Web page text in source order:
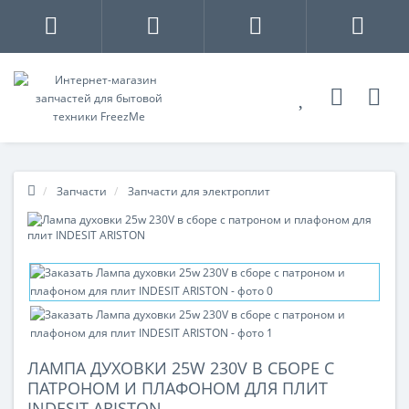
Запчасти Запчасти для электроплит
ЛАМПА ДУХОВКИ 25W 230V В СБОРЕ С
ПАТРОНОМ И ПЛАФОНОМ ДЛЯ ПЛИТ